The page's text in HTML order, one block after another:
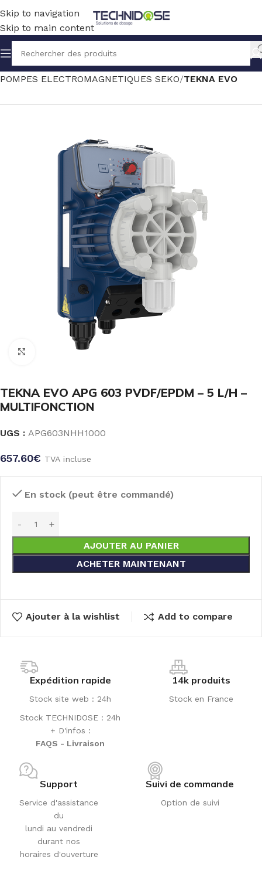
Skip to navigation
Skip to main content
Accueil TRAITEMENT EAU DOSAGE
POMPES ELECTROMAGNETIQUES SEKO TEKNA EVO
Click to enlarge
TEKNA EVO APG 603 PVDF/EPDM – 5 L/H –
MULTIFONCTION
UGS : APG603NHH1000
657.60€ TVA incluse
En stock (peut être commandé)
AJOUTER AU PANIER
ACHETER MAINTENANT
Ajouter à la wishlist Add to compare
Expédition rapide
Stock site web : 24h
Stock TECHNIDOSE : 24h
+ D'infos :
FAQS - Livraison
14k produits
Stock en France
Support
Service d'assistance
du
lundi au vendredi
durant nos
horaires d'ouverture
Suivi de commande
Option de suivi